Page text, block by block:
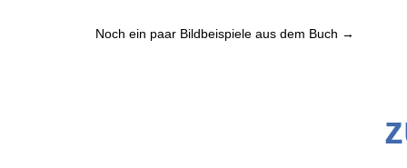
Noch ein paar Bildbeispiele aus dem Buch →